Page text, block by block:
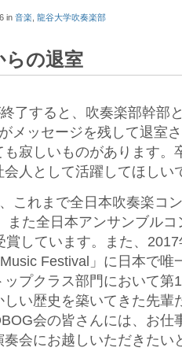
in 音楽 龍谷大学吹奏楽部
の退室
了すると、吹奏楽部幹部
メッセージを残して退室
寂しいものがあります。
人として活躍してほしい
これまで全日本吹奏楽コ
また全日本アンサンブル
賞しています。また、
Festival」に日本で唯
プクラス部門において第
しい歴史を築いてきた先輩
会の皆さんには、お仕
会にお越しいただきたい